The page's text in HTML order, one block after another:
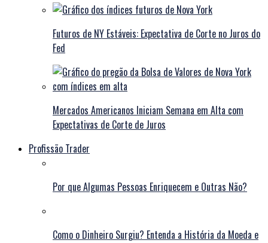
Futuros de NY Estáveis: Expectativa de Corte no Juros do
Fed
Mercados Americanos Iniciam Semana em Alta com
Expectativas de Corte de Juros
Profissão Trader
Por que Algumas Pessoas Enriquecem e Outras Não?
Como o Dinheiro Surgiu? Entenda a História da Moeda e